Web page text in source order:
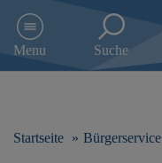
e
Menu Suche
Startseite Bürgerservice